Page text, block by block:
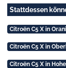
Stattdessen
Citroën C5 X in
Citroën C5 X in
Citroën C5 X in